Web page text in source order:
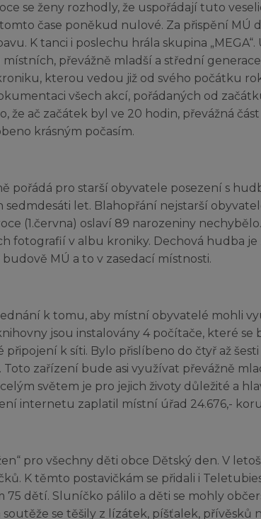
se ženy rozhodly, že uspořádají tuto
čase poněkud nulové. Za přispění MÚ
K tanci i poslechu hrála skupina
převážně mladší a střední
kterou vedou již od svého počátku
všech akcí, pořádaných od
že ač začátek byl ve 20 hodin, převážná část
krásným počasím.
pořádá pro starší obyvatele posezení s
sedmdesáti let. Blahopřání nejstarší
(1.června) oslaví 89 narozeniny
fotografií v albu kroniky. Dechová hudba je
MÚ a to v zasedací místnosti.
k tomu, aby místní obyvatelé mohli
jsou instalovány 4 počítače, které
připojení k síti. Bylo přislíbeno do čtyř až
zařízení bude asi využívat převážně
světem je pro jejich životy důležité a
internetu zaplatil místní úřad 24.676,-
pro všechny děti obce Dětský den. V
K těmto postavičkám se přidali i
75 dětí. Sluníčko pálilo a děti se mohly
se těšily z lízátek, píšťalek, přívěsků